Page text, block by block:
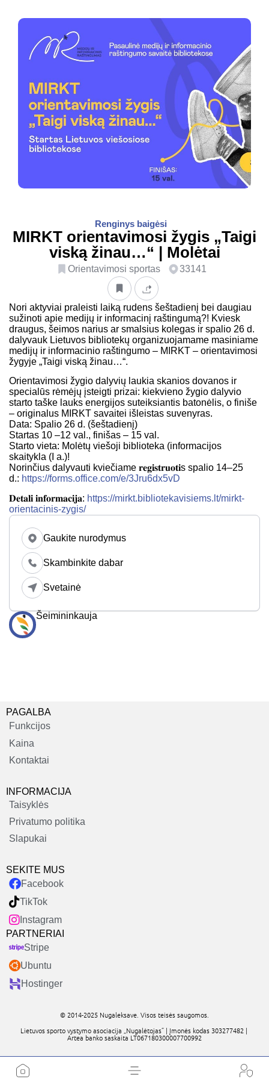
Renginys baigėsi
MIRKT orientavimosi žygis „Taigi
viską žinau…“ | Molėtai
Orientavimosi sportas 33141
Nori aktyviai praleisti laiką rudens šeštadienį bei daugiau
sužinoti apie medijų ir informacinį raštingumą?! Kviesk
draugus, šeimos narius ar smalsius kolegas ir spalio 26 d.
dalyvauk Lietuvos bibliotekų organizuojamame masiniame
medijų ir informacinio raštingumo – MIRKT – orientavimosi
žygyje „Taigi viską žinau…“.
Orientavimosi žygio dalyvių laukia skanios dovanos ir
specialūs rėmėjų įsteigti prizai: kiekvieno žygio dalyvio
starto taške lauks energijos suteiksiantis batonėlis, o finiše
– originalus MIRKT savaitei išleistas suvenyras.
Data: Spalio 26 d. (šeštadienį)
Startas 10 –12 val., finišas – 15 val.
Starto vieta: Molėtų viešoji biblioteka (informacijos
skaitykla (I a.)!
Norinčius dalyvauti kviečiame 𝐫𝐞𝐠𝐢𝐬𝐭𝐫𝐮𝐨𝐭𝐢s spalio 14–25
d.: https://forms.office.com/e/3Jru6dx5vD
𝐃𝐞𝐭𝐚𝐥𝐢 𝐢𝐧𝐟𝐨𝐫𝐦𝐚𝐜𝐢𝐣𝐚: https://mirkt.bibliotekavisiems.lt/mirkt-
orientacinis-zygis/
Gaukite nurodymus
Skambinkite dabar
Svetainė
Šeimininkauja
PAGALBA
Funkcijos
Kaina
Kontaktai
INFORMACIJA
Taisyklės
Privatumo politika
Slapukai
SEKITE MUS
Facebook
TikTok
Instagram
PARTNERIAI
Stripe
Ubuntu
Hostinger
© 2014-2025 Nugaleksave. Visos teisės saugomos.
Lietuvos sporto vystymo asociacija „Nugalėtojas” | Įmonės kodas 303277482 |
Artea banko saskaita LT067180300007700992